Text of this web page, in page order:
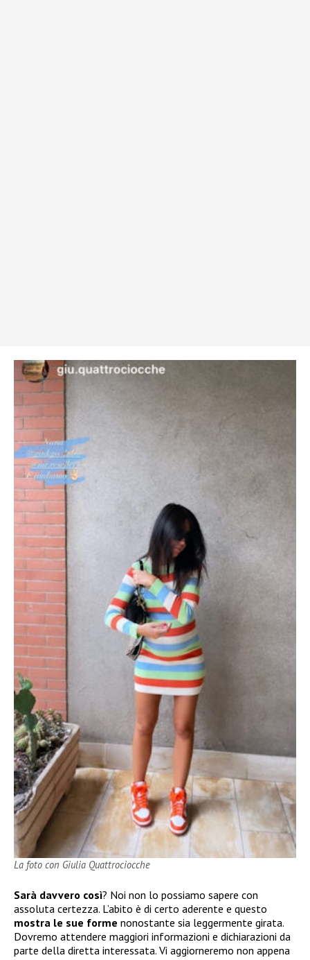
La foto con Giulia Quattrociocche
Sarà davvero così? Noi non lo possiamo sapere con
assoluta certezza. L’abito è di certo aderente e questo
mostra le sue forme nonostante sia leggermente girata.
Dovremo attendere maggiori informazioni e dichiarazioni da
parte della diretta interessata. Vi aggiorneremo non appena